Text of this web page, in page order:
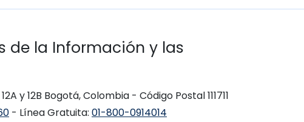
de la Información y las
y 12B Bogotá, Colombia - Código Postal 111711
- Línea Gratuita: 01-800-0914014